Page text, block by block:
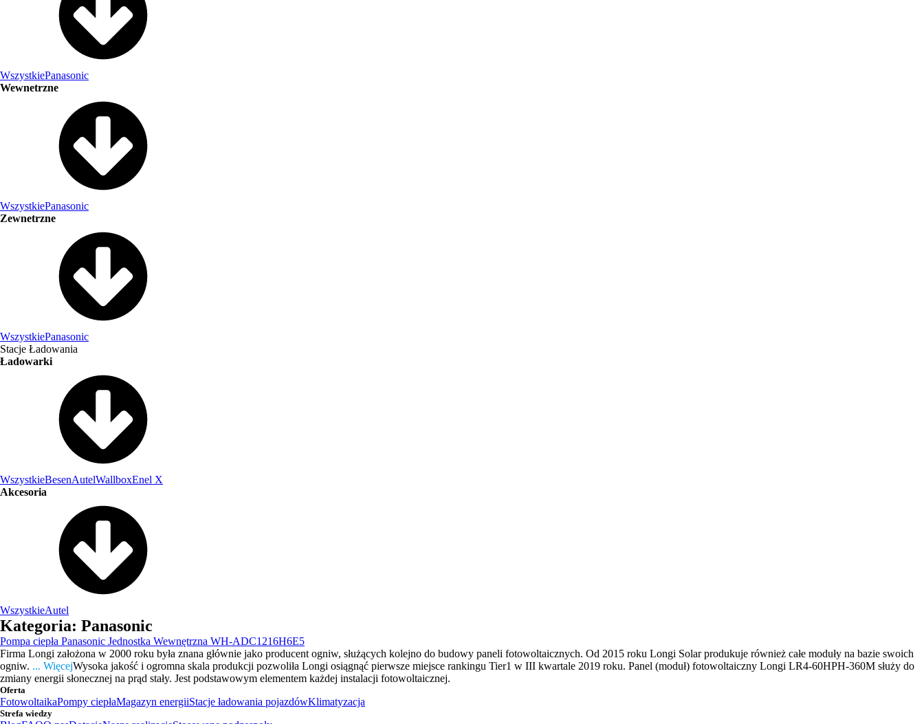
WszystkiePanasonic
Wewnetrzne
WszystkiePanasonic
Zewnetrzne
WszystkiePanasonic
Stacje Ładowania
Ładowarki
WszystkieBesenAutelWallboxEnel X
Akcesoria
WszystkieAutel
Kategoria: Panasonic
Pompa ciepła Panasonic Jednostka Wewnętrzna WH-ADC1216H6E5
Firma Longi założona w 2000 roku była znana głównie jako producent ogniw, służących kolejno do budowy paneli fotowoltaicznych. Od 2015 roku Longi Solar produkuje również całe moduły na bazie swoich
ogniw. ... WięcejWysoka jakość i ogromna skala produkcji pozwoliła Longi osiągnąć pierwsze miejsce rankingu Tier1 w III kwartale 2019 roku. Panel (moduł) fotowoltaiczny Longi LR4-60HPH-360M służy do
zmiany energii słonecznej na prąd stały. Jest podstawowym elementem każdej instalacji fotowoltaicznej.
Oferta
FotowoltaikaPompy ciepłaMagazyn energiiStacje ładowania pojazdówKlimatyzacja
Strefa wiedzy